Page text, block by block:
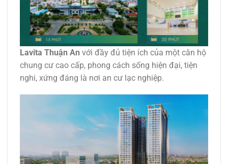
Lavita Thuận An với đầy đủ tiện ích của một căn hộ
chung cư cao cấp, phong cách sống hiện đại, tiện
nghi, xứng đáng là nơi an cư lạc nghiệp.